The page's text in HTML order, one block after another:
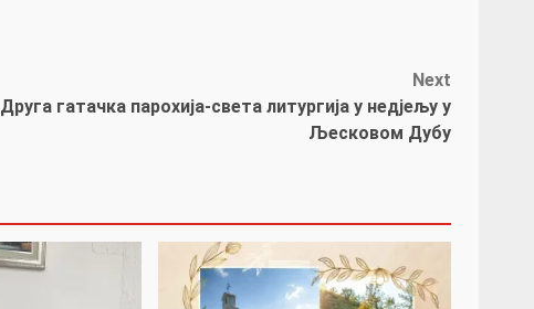
Next
Друга гатачка парохија-света литургија у недјељу у
Љесковом Дубу